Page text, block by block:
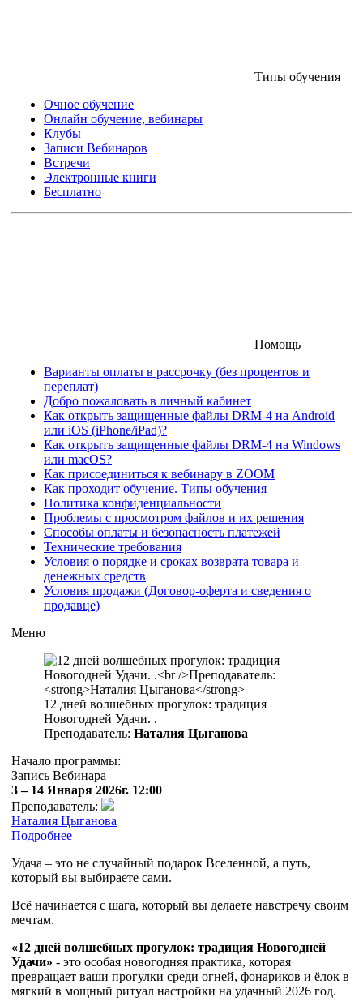
Типы обучения
Очное обучение
Онлайн обучение, вебинары
Клубы
Записи Вебинаров
Встречи
Электронные книги
Бесплатно
Помощь
Варианты оплаты в рассрочку (без процентов и
переплат)
Добро пожаловать в личный кабинет
Как открыть защищенные файлы DRM-4 на Android
или iOS (iPhone/iPad)?
Как открыть защищенные файлы DRM-4 на Windows
или macOS?
Как присоединиться к вебинару в ZOOM
Как проходит обучение. Типы обучения
Политика конфиденциальности
Проблемы с просмотром файлов и их решения
Способы оплаты и безопасность платежей
Технические требования
Условия о порядке и сроках возврата товара и
денежных средств
Условия продажи (Договор-оферта и сведения о
продавце)
Меню
12 дней волшебных прогулок: традиция
Новогодней Удачи. .
Преподаватель: Наталия Цыганова
Начало программы:
Запись Вебинара
3 – 14 Января 2026г. 12:00
Преподаватель:
Наталия Цыганова
Подробнее
Удача – это не случайный подарок Вселенной, а путь,
который вы выбираете сами.
Всё начинается с шага, который вы делаете навстречу своим
мечтам.
«12 дней волшебных прогулок: традиция Новогодней
Удачи»​ - это особая новогодняя практика, которая
превращает ваши прогулки среди огней, фонариков и ёлок в
мягкий в мощный ритуал настройки на удачный 2026 год. ​